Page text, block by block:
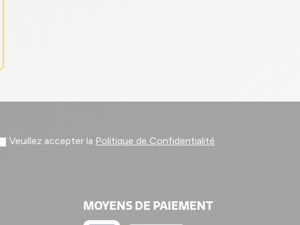
Veuillez accepter la Politique de Confidentialité
MOYENS DE PAIEMENT